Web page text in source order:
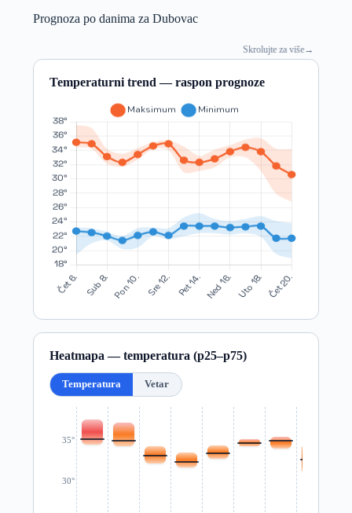
Prognoza po danima za Dubovac
Skrolujte za više→
Temperaturni trend — raspon prognoze
Heatmapa — temperatura (p25–p75)
Temperatura Vetar
30°
35°